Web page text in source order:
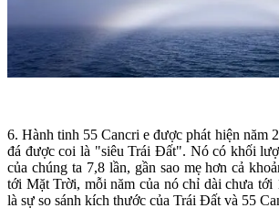
6. Hành tinh 55 Cancri e được phát hiện năm
đá được coi là "siêu Trái Đất". Nó có khối
của chúng ta 7,8 lần, gần sao mẹ hơn cả
tới Mặt Trời, mỗi năm của nó chỉ dài chưa
là sự so sánh kích thước của Trái Đất và 55